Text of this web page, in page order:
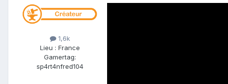
1,6k
Lieu : France
Gamertag:
sp4rt4nfred104